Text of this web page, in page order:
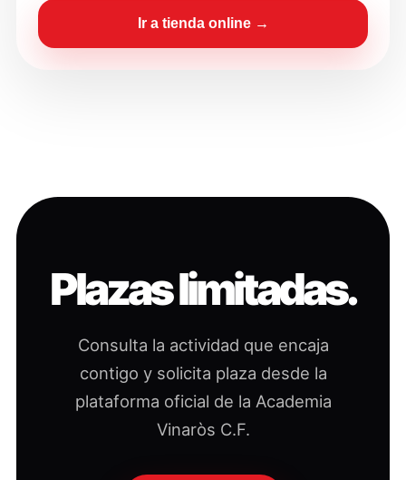
Ir a tienda online →
Plazas limitadas.
Consulta la actividad que encaja
contigo y solicita plaza desde la
plataforma oficial de la Academia
Vinaròs C.F.